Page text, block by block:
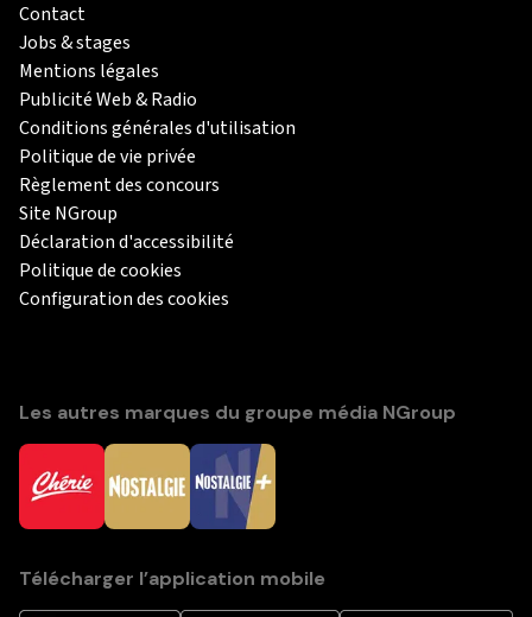
Contact
Jobs & stages
Mentions légales
Publicité Web & Radio
Conditions générales d'utilisation
Politique de vie privée
Règlement des concours
Site NGroup
Déclaration d'accessibilité
Politique de cookies
Configuration des cookies
Les autres marques du groupe média NGroup
Télécharger l’application mobile